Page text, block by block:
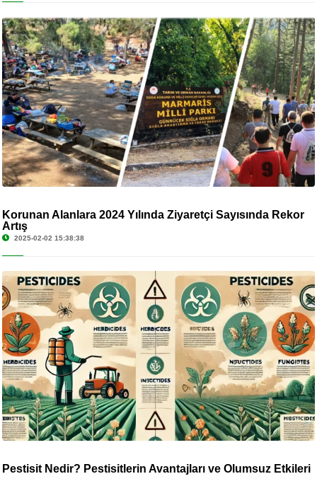
Korunan Alanlara 2024 Yılında Ziyaretçi Sayısında Rekor
Artış
2025-02-02 15:38:38
Pestisit Nedir? Pestisitlerin Avantajları ve Olumsuz Etkileri